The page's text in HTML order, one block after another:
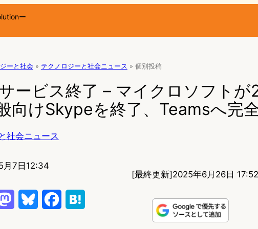
ー
ーと社会 » テクノロジーと社会ニュース » 個別投稿
ービス終了 – マイクロソフトが
向けSkypeを終了、Teamsへ完
社会ニュース
月7日12:34
[最終更新]2025年6月26日 17:52